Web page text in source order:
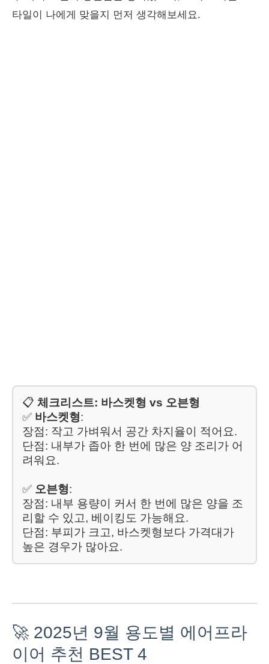
타일이 나에게 맞을지 먼저 생각해보세요.
📋 체크리스트: 바스켓형 vs 오븐형
✅ 바스켓형:
장점: 작고 가벼워서 공간 차지율이 적어요.
단점: 내부가 좁아 한 번에 많은 양 조리가 어
려워요.
✅ 오븐형:
장점: 내부 용량이 커서 한 번에 많은 양을 조
리할 수 있고, 베이킹도 가능해요.
단점: 부피가 크고, 바스켓형보다 가격대가
높은 경우가 많아요.
🚀 2025년 9월 용도별 에어프라
이어 추천 BEST 4